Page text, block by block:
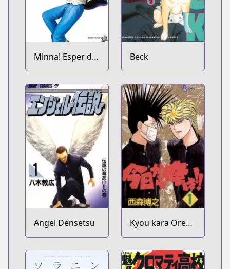
Minna! Esper da
yo!
Beck
Angel Densetsu
Kyou kara Ore
wa!!